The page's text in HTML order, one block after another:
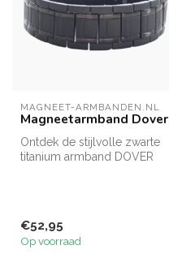
MAGNEET-ARMBANDEN.NL
Magneetarmband Dover
Ontdek de stijlvolle zwarte
titanium armband DOVER
€52,95
Op voorraad